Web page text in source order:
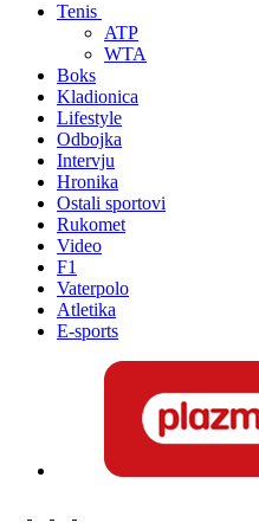
Tenis
ATP
WTA
Boks
Kladionica
Lifestyle
Odbojka
Intervju
Hronika
Ostali sportovi
Rukomet
Video
F1
Vaterpolo
Atletika
E-sports